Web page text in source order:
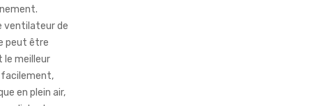
ventilateur de
peut être
le meilleur
facilement,
en plein air,